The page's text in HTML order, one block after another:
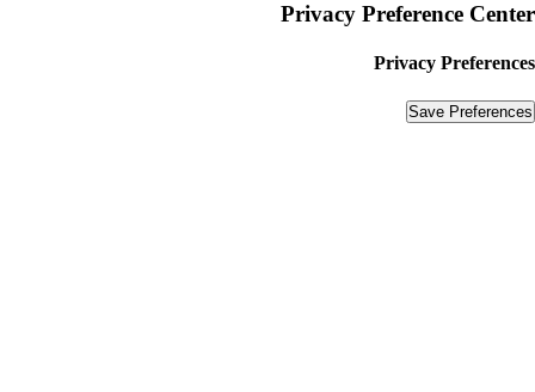
Privacy Preference Center
Privacy Preferences